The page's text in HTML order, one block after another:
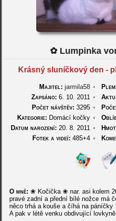
✿ Lumpinka
Krásný sluníčkový den -
Majitel: jarmila58 •
Zapsáno: 6. 10. 2011 •
Počet návštěv: 3295 •
Kategorie: Domácí kočky •
Datum narození: 20. 8. 2011 •
Fotek a videí: 485+4 •
O mně: ❀ Kočička ❀ nar. asi kolem
pravé zadní a přední bílé nožce má
něco trhá a kouše a číhá na
A pak v létě venku obdivující